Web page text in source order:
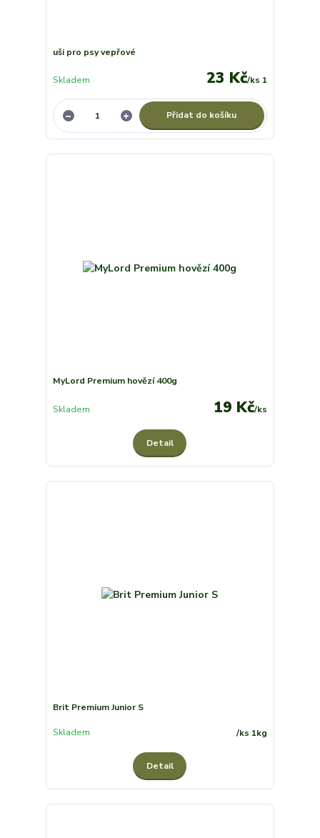
uši pro psy vepřové
23 Kč/ks 1
Skladem
Přidat do košíku
MyLord Premium hovězí 400g
19 Kč/ks
Skladem
Detail
Brit Premium Junior S
/ks 1kg
Skladem
Detail